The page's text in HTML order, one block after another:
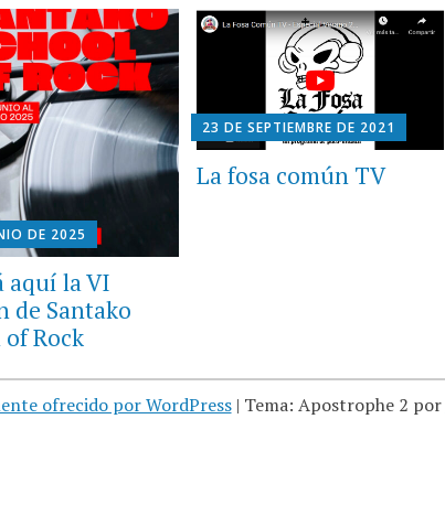
DE 2025
aquí la VI
de Santako
of Rock
23 DE SEPTIEMBRE DE 2021
La fosa común TV
ofrecido por WordPress | Tema: Apostrophe 2 por